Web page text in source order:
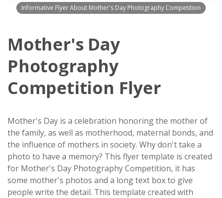
Informative Flyer About Mother's Day Photography Competition
Mother's Day
Photography
Competition Flyer
Mother's Day is a celebration honoring the mother of
the family, as well as motherhood, maternal bonds, and
the influence of mothers in society. Why don't take a
photo to have a memory? This flyer template is created
for Mother's Day Photography Competition, it has
some mother's photos and a long text box to give
people write the detail. This template created with